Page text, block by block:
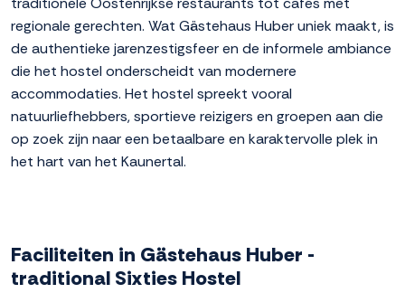
regionale gerechten. Wat Gästehaus Huber uniek maakt, is
de authentieke jarenzestigsfeer en de informele ambiance
die het hostel onderscheidt van modernere
accommodaties. Het hostel spreekt vooral
natuurliefhebbers, sportieve reizigers en groepen aan die
op zoek zijn naar een betaalbare en karaktervolle plek in
het hart van het Kaunertal.
Faciliteiten in Gästehaus Huber -
traditional Sixties Hostel